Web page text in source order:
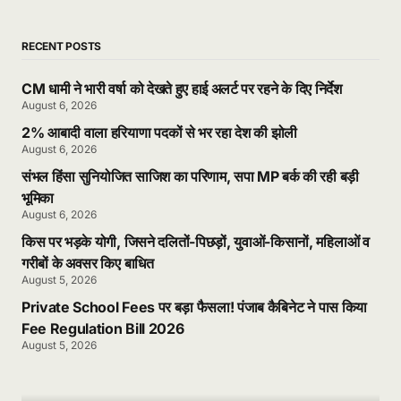
RECENT POSTS
CM धामी ने भारी वर्षा को देखते हुए हाई अलर्ट पर रहने के दिए निर्देश
August 6, 2026
2% आबादी वाला हरियाणा पदकों से भर रहा देश की झोली
August 6, 2026
संभल हिंसा सुनियोजित साजिश का परिणाम, सपा MP बर्क की रही बड़ी
भूमिका
August 6, 2026
किस पर भड़के योगी, जिसने दलितों-पिछड़ों, युवाओं-किसानों, महिलाओं व
गरीबों के अवसर किए बाधित
August 5, 2026
Private School Fees पर बड़ा फैसला! पंजाब कैबिनेट ने पास किया
Fee Regulation Bill 2026
August 5, 2026